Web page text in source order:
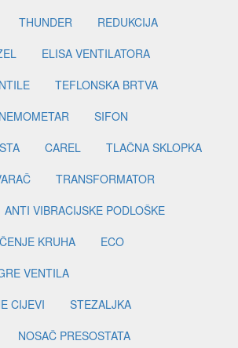
THUNDER
REDUKCIJA
ELISA VENTILATORA
TEFLONSKA BRTVA
SIFON
CAREL
TLAČNA SKLOPKA
TRANSFORMATOR
ANTI VIBRACIJSKE PODLOŠKE
KRUHA
ECO
VENTILA
CIJEVI
STEZALJKA
NOSAČ PRESOSTATA